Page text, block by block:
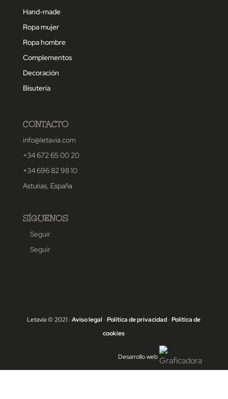
Hand-made
Ropa mujer
Ropa hombre
Complementos
Decoración
Bisutería
CONTACTO
info@letavia.com
+34 672 65 00 20
+34 696 82 98 10
Asturias, España
SÍGUENOS
Seguir
Seguir
Letavia © 2021 ·Aviso legal ·Política de privacidad ·Política de
cookies
Desarrollo web